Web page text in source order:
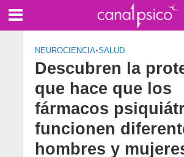
NEUROCIENCIA•SALUD
Descubren la
que hace que los
fármacos
funcionen
hombres y